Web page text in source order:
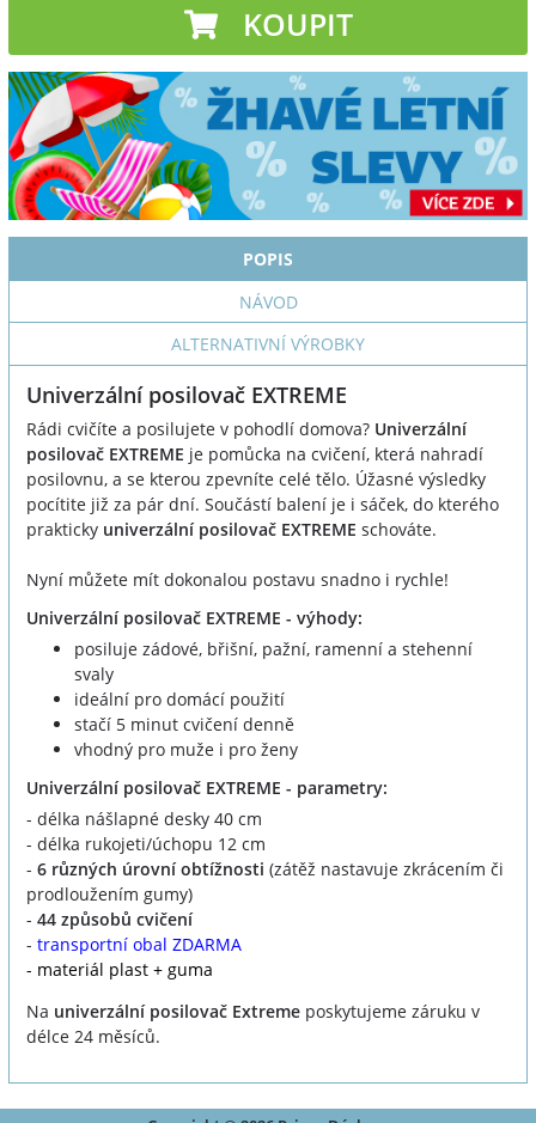
KOUPIT
POPIS
NÁVOD
ALTERNATIVNÍ VÝROBKY
Univerzální posilovač EXTREME
Rádi cvičíte a posilujete v pohodlí domova? Univerzální
posilovač EXTREME je pomůcka na cvičení, která nahradí
posilovnu, a se kterou zpevníte celé tělo. Úžasné výsledky
pocítite již za pár dní. Součástí balení je i sáček, do kterého
prakticky univerzální posilovač EXTREME schováte.
Nyní můžete mít dokonalou postavu snadno i rychle!
Univerzální posilovač EXTREME - výhody:
posiluje zádové, břišní, pažní, ramenní a stehenní
svaly
ideální pro domácí použití
stačí 5 minut cvičení denně
vhodný pro muže i pro ženy
Univerzální posilovač EXTREME - parametry:
- délka nášlapné desky 40 cm
- délka rukojeti/úchopu 12 cm
- 6 různých úrovní obtížnosti (zátěž nastavuje zkrácením či
prodloužením gumy)
- 44 způsobů cvičení
- transportní obal ZDARMA
- materiál plast + guma
Na univerzální posilovač Extreme poskytujeme záruku v
délce 24 měsíců.